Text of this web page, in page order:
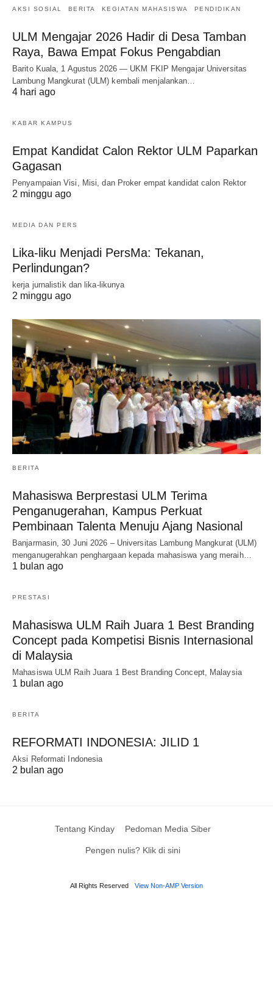
AKSI SOSIAL BERITA KEGIATAN MAHASISWA PENDIDIKAN
ULM Mengajar 2026 Hadir di Desa Tamban
Raya, Bawa Empat Fokus Pengabdian
Barito Kuala, 1 Agustus 2026 — UKM FKIP Mengajar Universitas
Lambung Mangkurat (ULM) kembali menjalankan…
4 hari ago
KABAR KAMPUS
Empat Kandidat Calon Rektor ULM Paparkan
Gagasan
Penyampaian Visi, Misi, dan Proker empat kandidat calon Rektor
2 minggu ago
MEDIA DAN PERS
Lika-liku Menjadi PersMa: Tekanan,
Perlindungan?
kerja jurnalistik dan lika-likunya
2 minggu ago
BERITA
Mahasiswa Berprestasi ULM Terima
Penganugerahan, Kampus Perkuat
Pembinaan Talenta Menuju Ajang Nasional
Banjarmasin, 30 Juni 2026 – Universitas Lambung Mangkurat (ULM)
menganugerahkan penghargaan kepada mahasiswa yang meraih…
1 bulan ago
PRESTASI
Mahasiswa ULM Raih Juara 1 Best Branding
Concept pada Kompetisi Bisnis Internasional
di Malaysia
Mahasiswa ULM Raih Juara 1 Best Branding Concept, Malaysia
1 bulan ago
BERITA
REFORMATI INDONESIA: JILID 1
Aksi Reformati Indonesia
2 bulan ago
Tentang Kinday Pedoman Media Siber
Pengen nulis? Klik di sini
All Rights Reserved View Non-AMP Version